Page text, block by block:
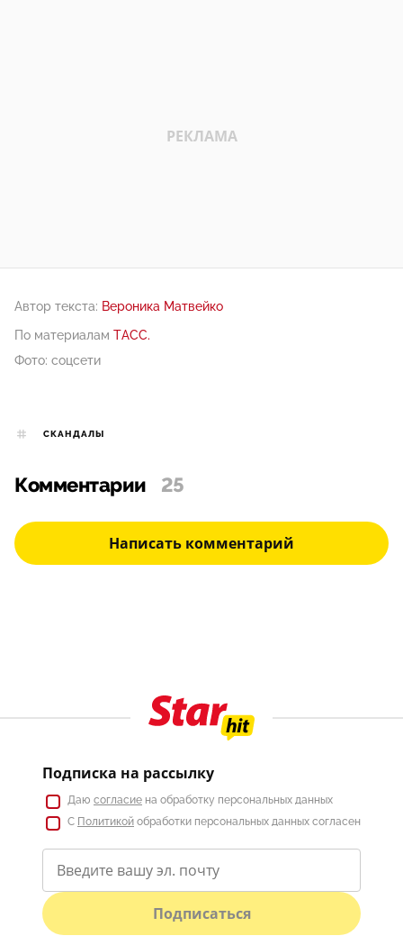
Автор текста: Вероника Матвейко
По материалам ТАСС.
Фото: соцсети
СКАНДАЛЫ
Комментарии 25
Написать комментарий
Подписка на рассылку
Даю согласие на обработку персональных данных
С Политикой обработки персональных данных согласен
Подписаться